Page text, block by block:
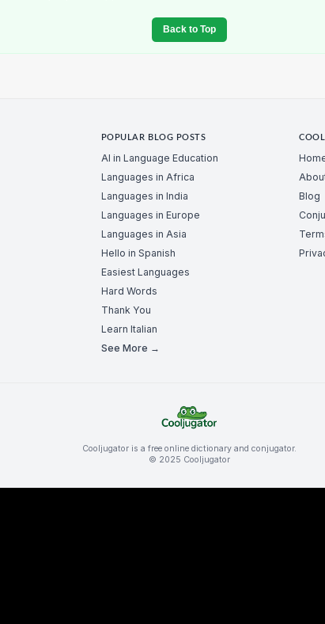
Back to Top
POPULAR BLOG POSTS
AI in Language Education
Languages in Africa
Languages in India
Languages in Europe
Languages in Asia
Hello in Spanish
Easiest Languages
Hard Words
Thank You
Learn Italian
See More →
Blog
Cooljugator is a free online dictionary and conjugator.
© 2025 Cooljugator